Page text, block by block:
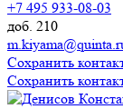
+7 495 933-08-03
доб. 210
Сохранить
Сохранить